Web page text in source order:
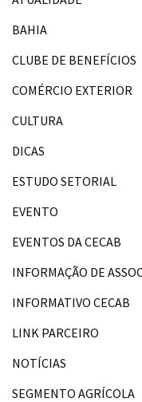
BAHIA
CLUBE DE BENEFÍCIOS
COMÉRCIO EXTERIOR
CULTURA
DICAS
ESTUDO SETORIAL
EVENTO
EVENTOS DA CECAB
INFORMAÇÃO DE
INFORMATIVO CECAB
LINK PARCEIRO
NOTÍCIAS
SEGMENTO AGRÍCOLA